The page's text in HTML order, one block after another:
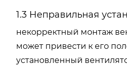
1.3 Неправильная
некорректный монтаж
может привести к его
установленный